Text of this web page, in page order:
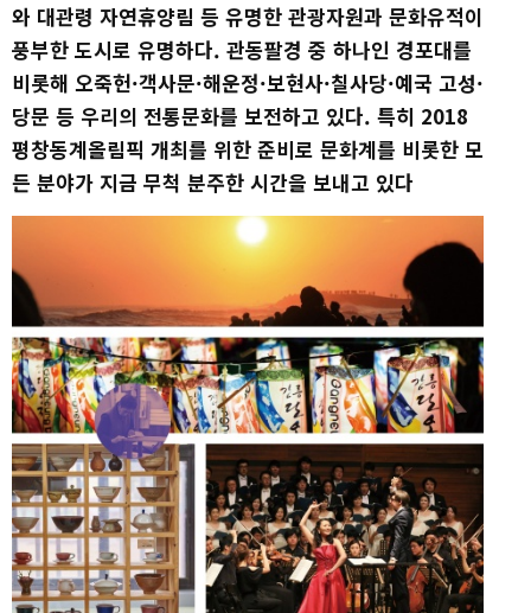
와 대관령 자연휴양림 등 유명한 관광자원과 문화유적이
풍부한 도시로 유명하다. 관동팔경 중 하나인 경포대를
비롯해 오죽헌·객사문·해운정·보현사·칠사당·예국 고성·
당문 등 우리의 전통문화를 보전하고 있다. 특히 2018
평창동계올림픽 개최를 위한 준비로 문화계를 비롯한 모
든 분야가 지금 무척 분주한 시간을 보내고 있다